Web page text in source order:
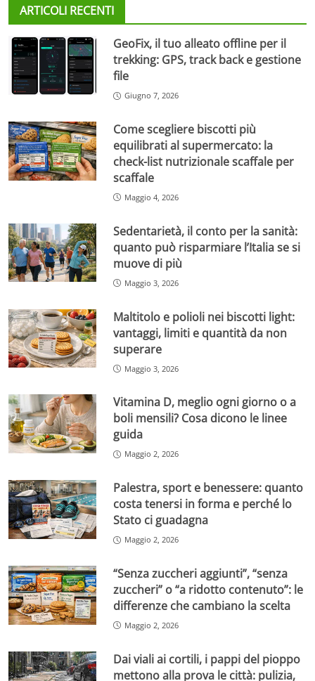
ARTICOLI RECENTI
GeoFix, il tuo alleato offline per il
trekking: GPS, track back e gestione
file
Giugno 7, 2026
Come scegliere biscotti più
equilibrati al supermercato: la
check-list nutrizionale scaffale per
scaffale
Maggio 4, 2026
Sedentarietà, il conto per la sanità:
quanto può risparmiare l’Italia se si
muove di più
Maggio 3, 2026
Maltitolo e polioli nei biscotti light:
vantaggi, limiti e quantità da non
superare
Maggio 3, 2026
Vitamina D, meglio ogni giorno o a
boli mensili? Cosa dicono le linee
guida
Maggio 2, 2026
Palestra, sport e benessere: quanto
costa tenersi in forma e perché lo
Stato ci guadagna
Maggio 2, 2026
“Senza zuccheri aggiunti”, “senza
zuccheri” o “a ridotto contenuto”: le
differenze che cambiano la scelta
Maggio 2, 2026
Dai viali ai cortili, i pappi del pioppo
mettono alla prova le città: pulizia,